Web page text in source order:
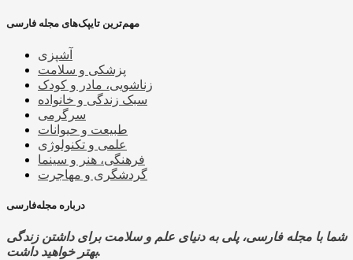
مهم‌ترین تایپک‌های مجله فارسی
آشپزی
پزشکی و سلامت
زناشویی، مادر و کودک
سبک زندگی و خانواده
سرگرمی
طبیعت و حیوانات
علمی و تکنولوژی
فرهنگی، هنر و سینما
گردشگری و مهاجرت
درباره مجله‌فارسی
شما با مجله فارسی، پلی به دنیای علم و سلامت برای داشتن زندگی
بهتر خواهید داشت.